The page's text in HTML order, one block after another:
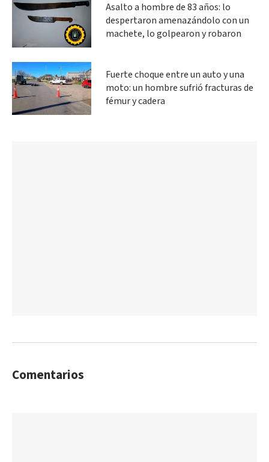
Asalto a hombre de 83 años: lo
despertaron amenazándolo con un
machete, lo golpearon y robaron
Fuerte choque entre un auto y una
moto: un hombre sufrió fracturas de
fémur y cadera
Comentarios